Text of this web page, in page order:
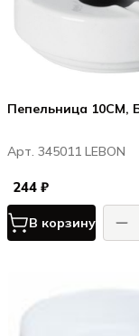
Пепельница 10CM,
Арт. 345011 LEBON
244 ₽
В корзину